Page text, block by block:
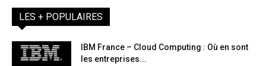
LES + POPULAIRES
IBM France – Cloud Computing : Où en sont
les entreprises...